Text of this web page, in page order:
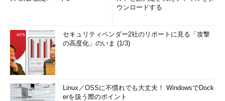
ウンロードする
セキュリティベンダー2社のリポートに見る「攻撃
の高度化」のいま (1/3)
Linux／OSSに不慣れでも大丈夫！ WindowsでDock
erを扱う際のポイント